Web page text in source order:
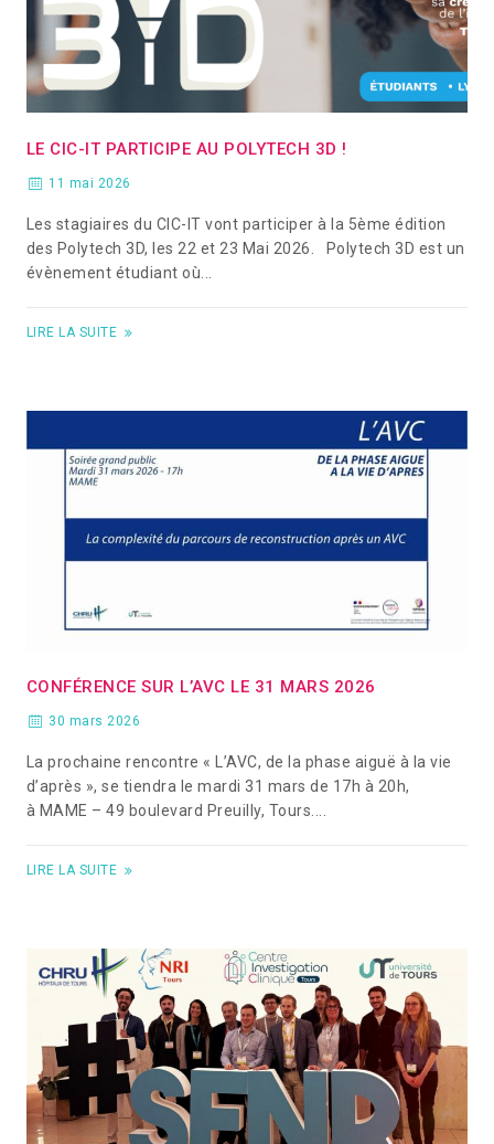
LE CIC-IT PARTICIPE AU POLYTECH 3D !
11 mai 2026
Les stagiaires du CIC-IT vont participer à la 5ème édition
des Polytech 3D, les 22 et 23 Mai 2026. Polytech 3D est un
évènement étudiant où...
LIRE LA SUITE
CONFÉRENCE SUR L’AVC LE 31 MARS 2026
30 mars 2026
La prochaine rencontre « L’AVC, de la phase aiguë à la vie
d’après », se tiendra le mardi 31 mars de 17h à 20h,
à MAME – 49 boulevard Preuilly, Tours....
LIRE LA SUITE